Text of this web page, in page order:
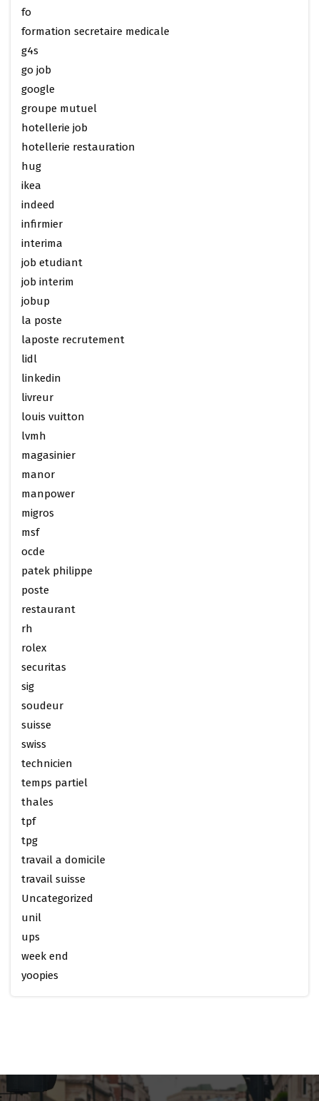
fo
formation secretaire medicale
g4s
go job
google
groupe mutuel
hotellerie job
hotellerie restauration
hug
ikea
indeed
infirmier
interima
job etudiant
job interim
jobup
la poste
laposte recrutement
lidl
linkedin
livreur
louis vuitton
lvmh
magasinier
manor
manpower
migros
msf
ocde
patek philippe
poste
restaurant
rh
rolex
securitas
sig
soudeur
suisse
swiss
technicien
temps partiel
thales
tpf
tpg
travail a domicile
travail suisse
Uncategorized
unil
ups
week end
yoopies